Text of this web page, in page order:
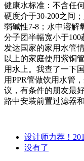
健康水标准：不含任
硬度介于30-200之间
弱碱性7-8；水中溶解
分子团半幅宽小于
发达国家的家用水管
以上的家庭使用紫铜
用水上。我查了一下
用PPR管做饮用水管
议，有条件的朋友最
路中安装前置过滤器
设计师力荐！
没有了